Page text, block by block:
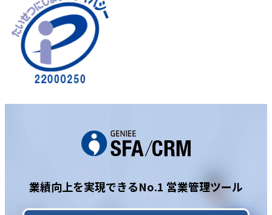
業績向上を実現できるNo.1 営業管理ツール